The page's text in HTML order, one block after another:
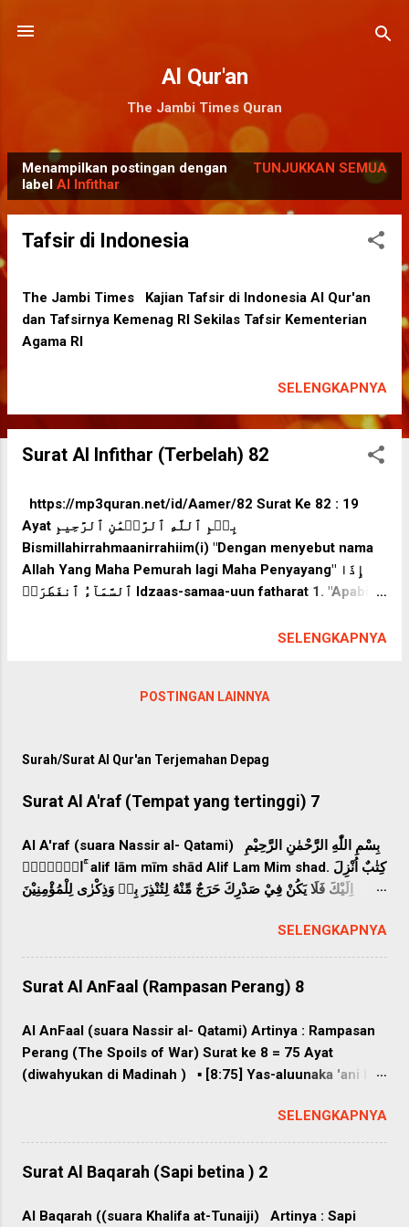
Al Qur'an
The Jambi Times Quran
o
Menampilkan postingan dengan
label Al Infithar
TUNJUKKAN SEMUA
Tafsir di Indonesia
The Jambi Times Kajian Tafsir di Indonesia Al Qur'an
dan Tafsirnya Kemenag RI Sekilas Tafsir Kementerian
Agama RI
SELENGKAPNYA
Surat Al Infithar (Terbelah) 82
https://mp3quran.net/id/Aamer/82 Surat Ke 82 : 19
Ayat بِسۡمِ ٱللَّهِ ٱلرَّحۡمَٰنِ ٱلرَّحِيمِ
Bismillahirrahmaanirrahiim(i) "Dengan menyebut nama
Allah Yang Maha Pemurah lagi Maha Penyayang" إِذَا
ٱلسَّمَآءُ ٱنفَطَرَتۡ Idzaas-samaa-uun fatharat 1. "Apabila
kawaakibuun tatsarat 2. dan apabila bintang-bintang
kharat 5. "maka tiap-tiap jiwa akan mengetahui apa yang
مَا غَرَّكَ بِرَبِّكَ ٱلۡكَرِيمِ Yaa ayyuhaal insaanu maa
gharraka birabbikal kariim(i) 6. "Hai manusia, apakah
yang...
SELENGKAPNYA
POSTINGAN LAINNYA
Surah/Surat Al Qur'an Terjemahan Depag
Surat Al A'raf (Tempat yang tertinggi) 7
Al A'raf (suara Nassir al- Qatami) بِسْمِ اللّٰهِ الرَّحْمٰنِ الرَّحِيْمِ
الۤمّۤصۤ ۚ alif lām mīm shād Alif Lam Mim shad. كِتٰبٌ اُنْزِلَ
اِلَيْكَ فَلَا يَكُنْ فِيْ صَدْرِكَ حَرَجٌ مِّنْهُ لِتُنْذِرَ بِهٖ وَذِكْرٰى لِلْمُؤْمِنِيْنَ
hu litunżira bihī wa żikrā lil-mu`minīn (Inilah) Kitab yang
diturunkan kepadamu (Muhammad); maka janganlah
engkau sesak dada karenanya, agar engkau memberi
peringatan dengan (Kitab) itu dan menjadi pelajaran bagi
orang yang beriman. اِتَّبِعُوْا مَآ اُنْزِلَ اِلَيْكُمْ مِّنْ رَّبِّكُمْ وَلَا تَتَّبِعُوْا
مِنْ دُوْنِهٖٓ اَوْلِيَاۤءَۗ قَلِيْلًا مَّا تَذَكَّرُوْنَ ittabi'ụ mā unzila
ilaikum mir rabbikum wa lā tattabi'ụ min dụnihī auliyā`,
qalīlam mā tażakkarụn Ikutilah apa yang diturunkan
kepadamu dari Tuhanmu, dan janganlah kamu ikuti
بَيَاتًا اَوْ ه...
SELENGKAPNYA
Surat Al AnFaal (Rampasan Perang) 8
Al AnFaal (suara Nassir al- Qatami) Artinya : Rampasan
Perang (The Spoils of War) Surat ke 8 = 75 Ayat
(diwahyukan di Madinah ) ▪ [8:75] Yas-aluunaka 'ani l-
wa-ashlihuu dzaata baynikum wa-athii'uullaaha
warasuulahu in kuntum mu/miniin [8:1] Mereka
menanyaikan kepadamu tentang (pembagian) harta
rampasan perang. Katakanlah: "Harta rampasan perang
kepunyaan Allah dan Rasul, oleh sebab itu bertakwalah
SELENGKAPNYA
Surat Al Baqarah (Sapi betina ) 2
Al Baqarah ((suara Khalifa at-Tunaiji) Artinya : Sapi